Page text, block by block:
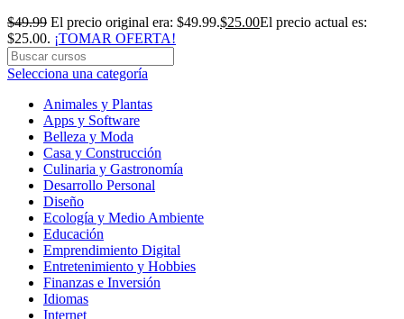
$49.99 El precio original era: $49.99.$25.00El precio actual es:
$25.00. ¡TOMAR OFERTA!
Selecciona una categoría
Animales y Plantas
Apps y Software
Belleza y Moda
Casa y Construcción
Culinaria y Gastronomía
Desarrollo Personal
Diseño
Ecología y Medio Ambiente
Educación
Emprendimiento Digital
Entretenimiento y Hobbies
Finanzas e Inversión
Idiomas
Internet